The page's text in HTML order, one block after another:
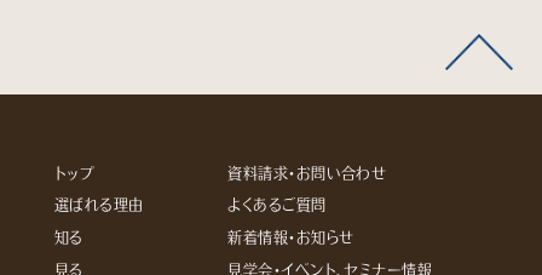
トップ
選ばれる理由
知る
見る
資料請求・お問い合わせ
よくあるご質問
新着情報・お知らせ
見学会・イベント、セミナー情報